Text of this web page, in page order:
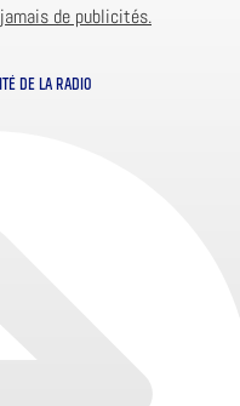
de publicités.
DE LA RADIO